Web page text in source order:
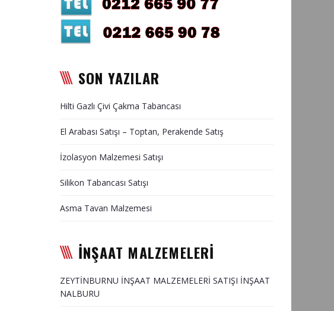
SON YAZILAR
Hilti Gazlı Çivi Çakma Tabancası
El Arabası Satışı – Toptan, Perakende Satış
İzolasyon Malzemesi Satışı
Silikon Tabancası Satışı
Asma Tavan Malzemesi
İNŞAAT MALZEMELERİ
ZEYTİNBURNU İNŞAAT MALZEMELERİ SATIŞI İNŞAAT
NALBURU